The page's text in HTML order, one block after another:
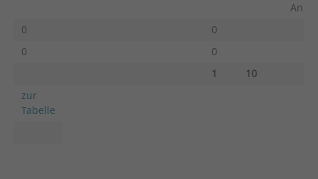
Anna
0
0
0
0
1
10
zur
Tabelle